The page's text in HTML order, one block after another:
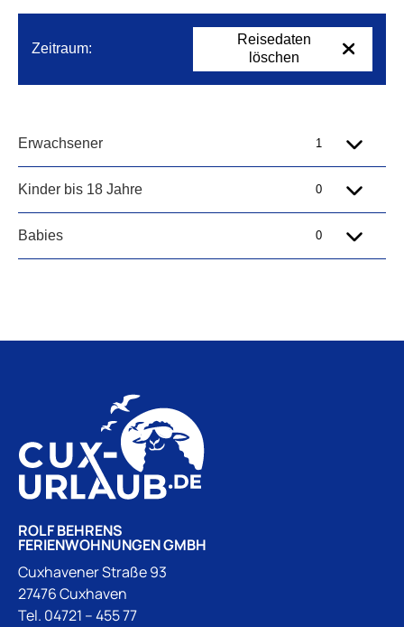
ROLF BEHRENS
FERIENWOHNUNGEN GMBH
Cuxhavener Straße 93
27476 Cuxhaven
Tel. 04721 – 455 77